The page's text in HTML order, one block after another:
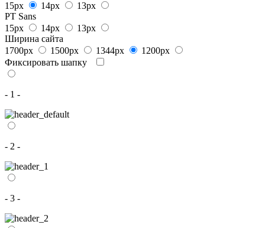
15px
14px
13px
PT Sans
15px
14px
13px
Ширина сайта
1700px
1500px 1344px
1200px
Фиксировать шапку
- 1 -
- 2 -
- 3 -